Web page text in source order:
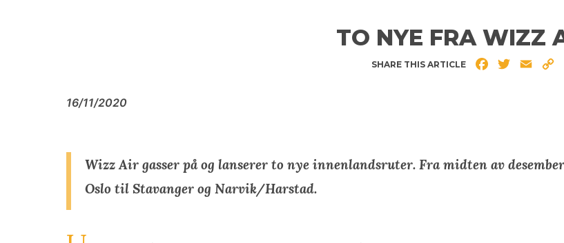
TO NYE FRA WIZZ
SHARE THIS ARTICLE FacebookTwitterEmail
16/11/2020
Wizz Air gasser på og lanserer to nye innenlandsruter. Fra midten av
Oslo til Stavanger og Narvik/Harstad.